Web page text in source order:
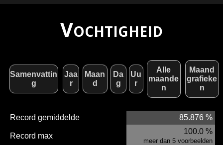
Vochtigheid
Samenvattin
g
Jaa
r
Maan
d
Da
g
Uu
r
Alle
maande
n
Maand
grafieke
n
Record gemiddelde 85.876 %
Record max
100.0 %
meer dan 5 voorbeelden